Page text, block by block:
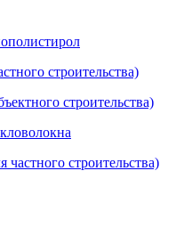
строительства)
строительства)
строительства)